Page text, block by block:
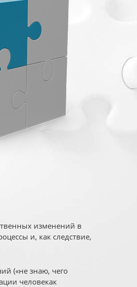
изменений в
и, как следствие,
(«не знаю, чего
человекак